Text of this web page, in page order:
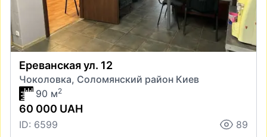
Ереванская ул. 12
Чоколовка, Соломянский район Киев
90 м2
60 000 UAH
ID: 6599
89